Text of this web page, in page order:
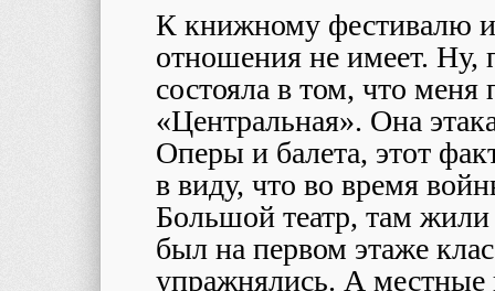
К книжному фестивалю и
отношения не имеет. Ну,
состояла в том, что меня
«Центральная». Она
Оперы и балета, этот
в виду, что во время
Большой театр, там
был на первом этаже
упражнялись. А местные